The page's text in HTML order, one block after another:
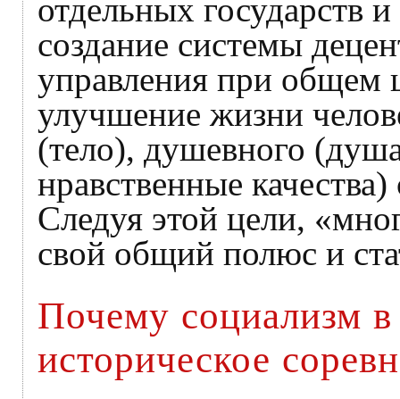
отдельных государств
создание системы
управления при общем
улучшение жизни
(тело), душевного
нравственные
Следуя этой цели,
свой общий полюс и
Почему социализм
историческое